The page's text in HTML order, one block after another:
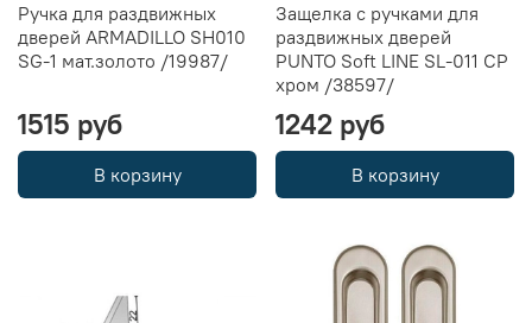
Ручка для раздвижных
дверей ARMADILLO SH010
SG-1 мат.золото /19987/
1515 руб
В корзину
Защелка с ручками для
раздвижных дверей
PUNTO Soft LINE SL-011 CP
хром /38597/
1242 руб
В корзину